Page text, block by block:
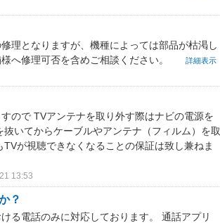
理となりますが、機種によっては部品が枯渇し
へ修理可否を含めご相談ください。
詳細表示
ので TVアンテナを取り外す際はナビの電源を
いてからケーブルやアンテナ（フィルム）を取
が視聴できなくなることの保証は致し兼ねま
13:53
？
る電話のみに対応しております。 通話アプリ